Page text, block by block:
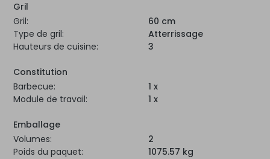
Gril
Gril:
60 cm
Type de gril:
Atterrissage
Hauteurs de cuisine:
3
Constitution
Barbecue:
1 x
Module de travail:
1 x
Emballage
Volumes:
2
Poids du paquet:
1075.57 kg